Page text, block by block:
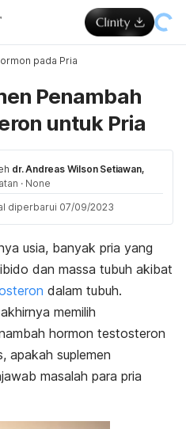
pada Pria
Penambah
untuk Pria
dr. Andreas Wilson Setiawan,
· None
diperbarui 07/09/2023
usia, banyak pria yang
dan massa tubuh akibat
dalam tubuh.
memilih
hormon testosteron
apakah suplemen
masalah para pria